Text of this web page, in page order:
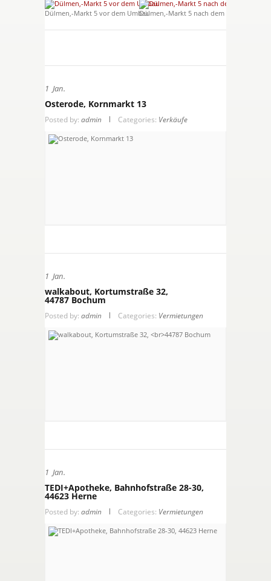
Dülmen,-Markt 5 vor dem UmbauDülmen,-Markt 5 nach dem Umbau
1 Jan.
Osterode, Kornmarkt 13
Posted by: admin Categories: Verkäufe
1 Jan.
walkabout, Kortumstraße 32,
44787 Bochum
Posted by: admin Categories: Vermietungen
1 Jan.
TEDI+Apotheke, Bahnhofstraße 28-30,
44623 Herne
Posted by: admin Categories: Vermietungen